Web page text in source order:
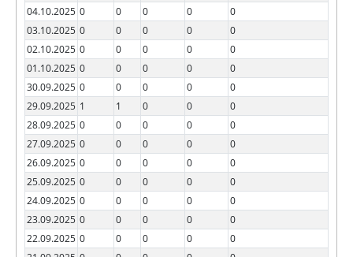
04.10.2025 0 0 0 0
0
03.10.2025 0 0 0 0
0
02.10.2025 0 0 0 0
0
01.10.2025 0 0 0 0
0
30.09.2025 0 0 0 0
0
29.09.2025 1 1 0 0
0
28.09.2025 0 0 0 0
0
27.09.2025 0 0 0 0
0
26.09.2025 0 0 0 0
0
25.09.2025 0 0 0 0
0
24.09.2025 0 0 0 0
0
23.09.2025 0 0 0 0
0
22.09.2025 0 0 0 0
0